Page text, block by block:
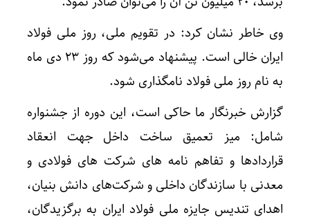
وی خاطر نشان کرد: در تقویم ملی، روز ملی فولاد
ایران خالی است. پیشنهاد می‌شود که روز ۲۳ دی ماه
به نام روز ملی فولاد نامگذاری شود.
گزارش خبرنگار ما حاکی است، این دوره از جشنواره
شامل: میز تعمیق ساخت داخل جهت انعقاد
قراردادها و تفاهم ‌نامه‌ های شرکت ‌های فولادی و
معدنی با سازندگان داخلی و شرکت‌های دانش بنیان،
اهدای تندیس جایزه ملی فولاد ایران به برگزیدگان،